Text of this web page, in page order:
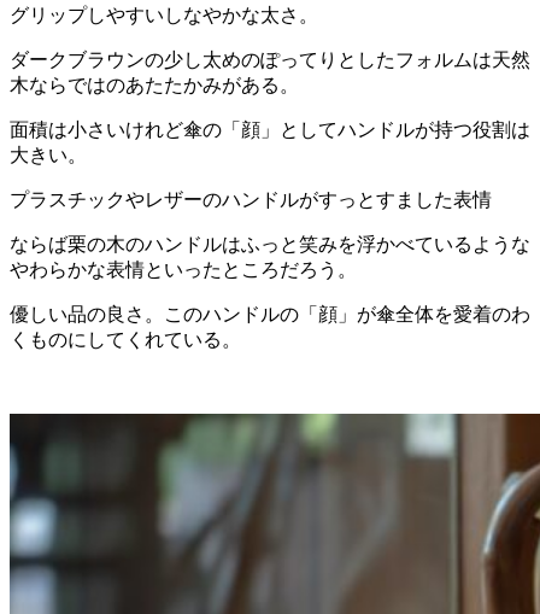
グリップしやすいしなやかな太さ。
ダークブラウンの少し太めのぽってりとしたフォルムは天然
木ならではのあたたかみがある。
面積は小さいけれど傘の「顔」としてハンドルが持つ役割は
大きい。
プラスチックやレザーのハンドルがすっとすました表情
ならば栗の木のハンドルはふっと笑みを浮かべているような
やわらかな表情といったところだろう。
優しい品の良さ。このハンドルの「顔」が傘全体を愛着のわ
くものにしてくれている。